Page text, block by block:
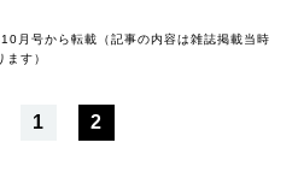
月号から転載（記事の内容は雑誌掲載当時
す）
1 2